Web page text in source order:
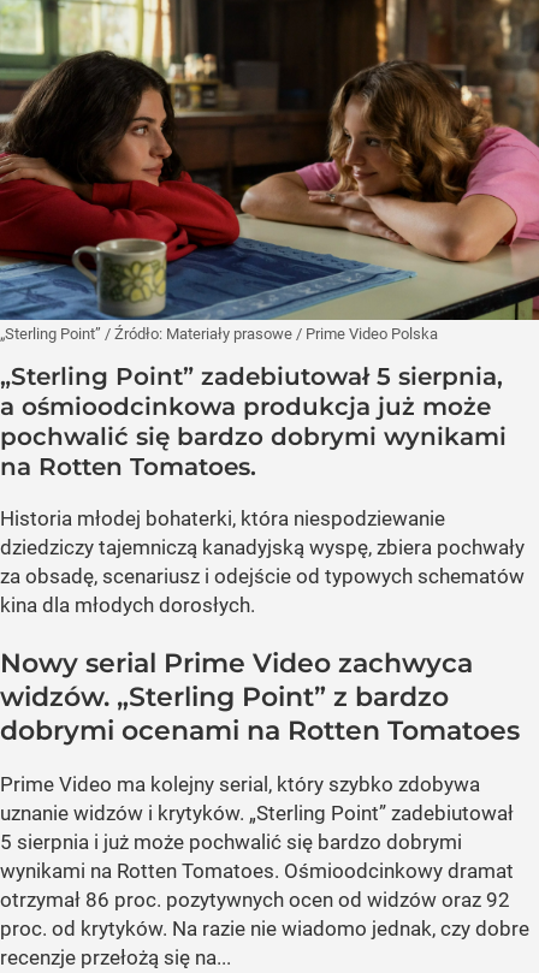
„Sterling Point” / Źródło: Materiały prasowe / Prime Video Polska
„Sterling Point” zadebiutował 5 sierpnia,
a ośmioodcinkowa produkcja już może
pochwalić się bardzo dobrymi wynikami
na Rotten Tomatoes.
Historia młodej bohaterki, która niespodziewanie
dziedziczy tajemniczą kanadyjską wyspę, zbiera pochwały
za obsadę, scenariusz i odejście od typowych schematów
kina dla młodych dorosłych.
Nowy serial Prime Video zachwyca
widzów. „Sterling Point” z bardzo
dobrymi ocenami na Rotten Tomatoes
Prime Video ma kolejny serial, który szybko zdobywa
uznanie widzów i krytyków. „Sterling Point” zadebiutował
5 sierpnia i już może pochwalić się bardzo dobrymi
wynikami na Rotten Tomatoes. Ośmioodcinkowy dramat
otrzymał 86 proc. pozytywnych ocen od widzów oraz 92
proc. od krytyków. Na razie nie wiadomo jednak, czy dobre
recenzje przełożą się na...